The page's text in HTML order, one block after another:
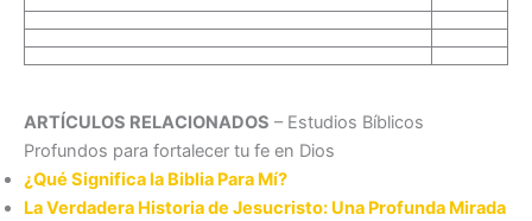
ARTÍCULOS RELACIONADOS – Estudios Bíblicos
Profundos para fortalecer tu fe en Dios
¿Qué Significa la Biblia Para Mí?
La Verdadera Historia de Jesucristo: Una Profunda Mirada